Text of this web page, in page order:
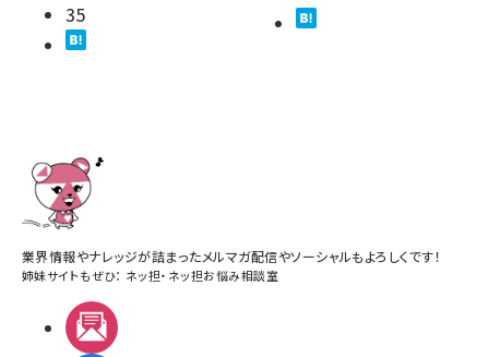
35
業界情報やナレッジが詰まったメルマガ配信やソーシャルもよろしくです！
姉妹サイトもぜひ： ネッ担・ ネッ担お悩み相談室